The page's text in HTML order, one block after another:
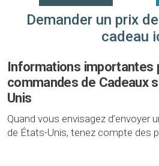
Demander un prix
cadeau
Informations importantes
commandes de Cadeaux
Unis
Quand vous envisagez d’envoyer
de États-Unis, tenez compte des